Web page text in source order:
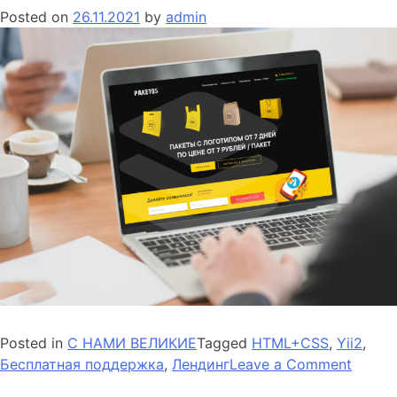
Posted on 26.11.2021 by admin
Posted in С НАМИ ВЕЛИКИЕTagged HTML+CSS, Yii2,
Бесплатная поддержка, ЛендингLeave a Comment